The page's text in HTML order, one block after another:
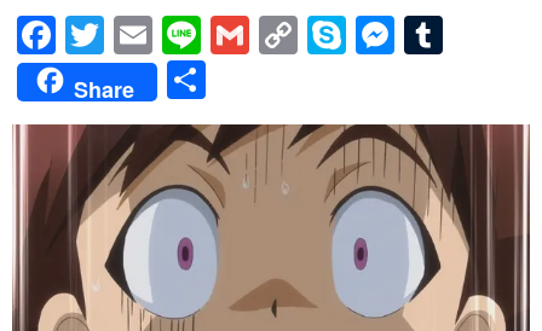
Facebook
Twitter
EmailLineGmailCopySkype
Share
有